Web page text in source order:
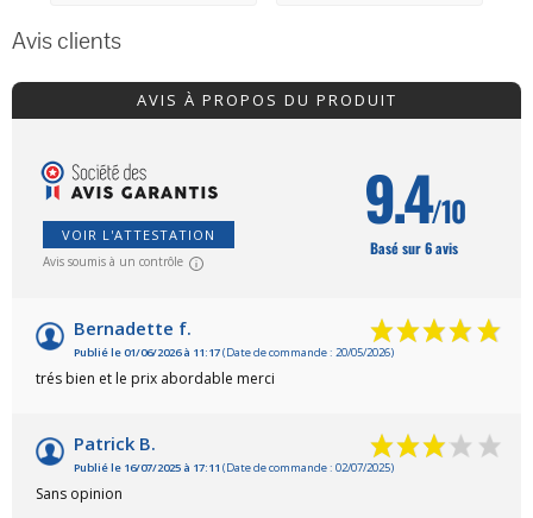
Avis clients
AVIS À PROPOS DU PRODUIT
VOIR L'ATTESTATION
Avis soumis à un contrôle
9.4/10
Basé sur 6 avis
Bernadette f.
Publié le 01/06/2026 à 11:17(Date de commande : 20/05/2026)
trés bien et le prix abordable merci
Patrick B.
Publié le 16/07/2025 à 17:11 (Date de commande : 02/07/2025)
Sans opinion